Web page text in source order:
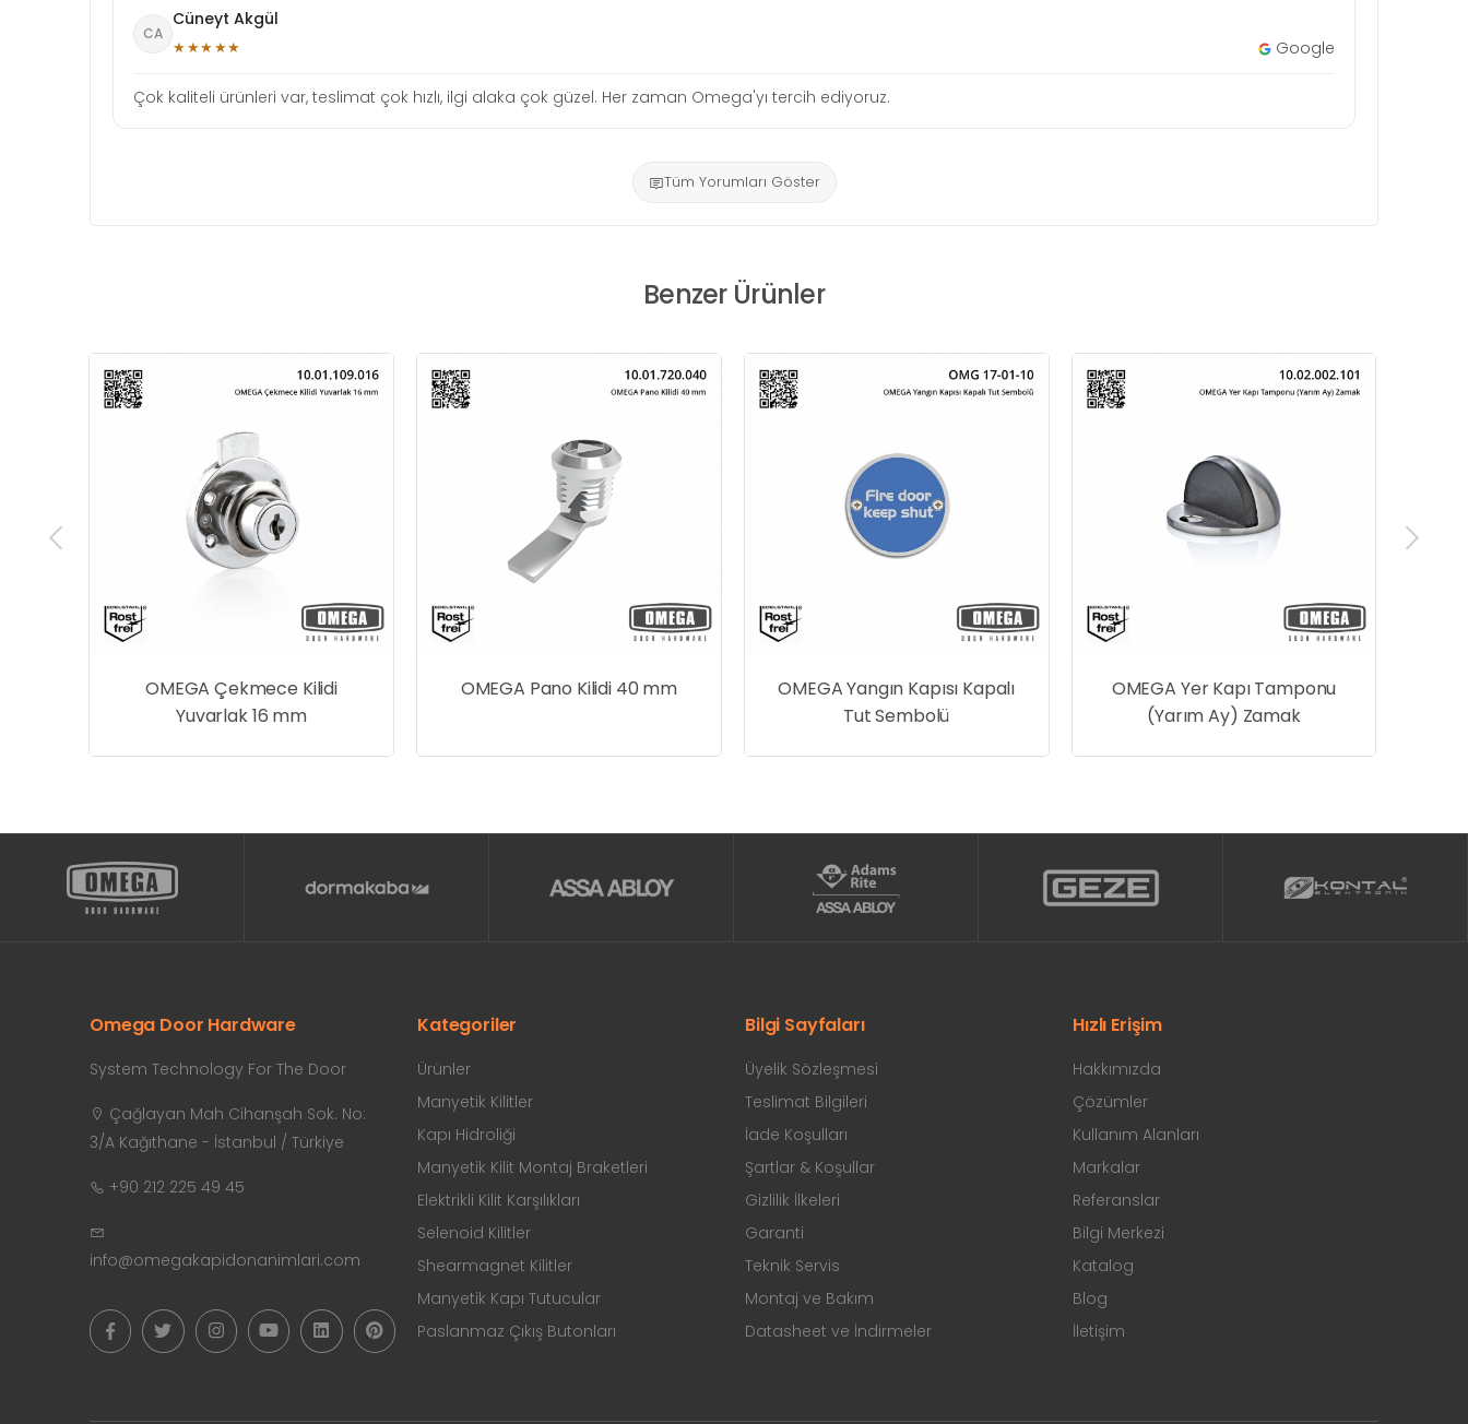
CA
Cüneyt Akgül
★★★★★ Google
Çok kaliteli ürünleri var, teslimat çok hızlı, ilgi alaka çok güzel. Her zaman Omega'yı tercih ediyoruz.
Tüm Yorumları Göster
Benzer Ürünler
OMEGA Çekmece Kilidi
Yuvarlak 16 mm
OMEGA Pano Kilidi 40 mm
OMEGA Yangın Kapısı Kapalı
Tut Sembolü
OMEGA Yer Kapı Tamponu
(Yarım Ay) Zamak
Omega Door Hardware
System Technology For The Door
Çağlayan Mah Cihanşah Sok. No:
3/A Kağıthane - İstanbul / Türkiye
+90 212 225 49 45
info@omegakapidonanimlari.com
Kategoriler
Ürünler
Manyetik Kilitler
Kapı Hidroliği
Manyetik Kilit Montaj Braketleri
Elektrikli Kilit Karşılıkları
Selenoid Kilitler
Shearmagnet Kilitler
Manyetik Kapı Tutucular
Paslanmaz Çıkış Butonları
Bilgi Sayfaları
Üyelik Sözleşmesi
Teslimat Bilgileri
İade Koşulları
Şartlar & Koşullar
Gizlilik İlkeleri
Garanti
Teknik Servis
Montaj ve Bakım
Datasheet ve İndirmeler
Hızlı Erişim
Hakkımızda
Çözümler
Kullanım Alanları
Markalar
Referanslar
Bilgi Merkezi
Katalog
Blog
İletişim